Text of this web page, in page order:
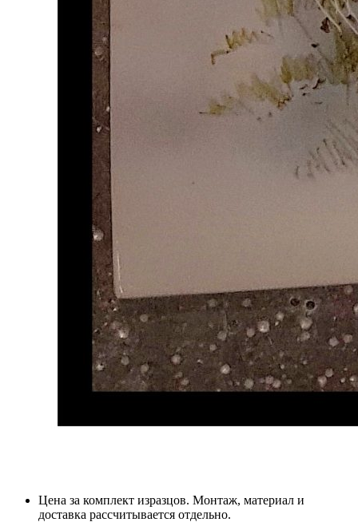
Цена за комплект изразцов. Монтаж, материал и
доставка рассчитывается отдельно.